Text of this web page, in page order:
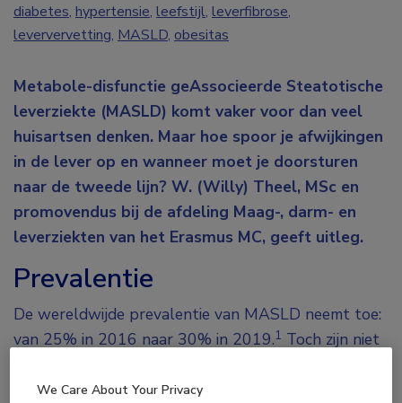
Metabole-disfunctie geAssocieerde Steatotische
leverziekte (MASLD) komt vaker voor dan veel
huisartsen denken. Maar hoe spoor je afwijkingen
in de lever op en wanneer moet je doorsturen
naar de tweede lijn? W. (Willy) Theel, MSc en
promovendus bij de afdeling Maag-, darm- en
leverziekten van het Erasmus MC, geeft uitleg.
Prevalentie
De wereldwijde prevalentie van MASLD neemt toe:
van 25% in 2016 naar 30% in 2019.1 Toch zijn niet
Vooral huisartsen en cardiologen onderschatten het
diabetes, hypertensie, leefstijl, leverfibrose,
leververvetting, MASLD, obesitas
We Care About Your Privacy